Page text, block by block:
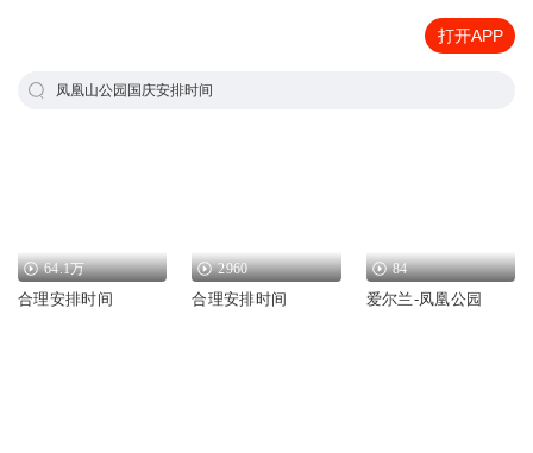
打开APP
凤凰山公园国庆安排时间
64.1万
合理安排时间
2960
合理安排时间
84
爱尔兰-凤凰公园